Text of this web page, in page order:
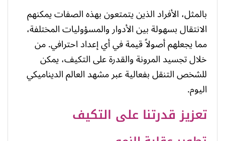
بالمثل، الأفراد الذين يتمتعون بهذه الصفات يمكنهم
الانتقال بسهولة بين الأدوار والمسؤوليات المختلفة،
مما يجعلهم أصولاً قيمة في أي إعداد احترافي. من
خلال تجسيد المرونة والقدرة على التكيف، يمكن
للشخص التنقل بفعالية عبر مشهد العالم الديناميكي
اليوم.
تعزيز قدرتنا على التكيف